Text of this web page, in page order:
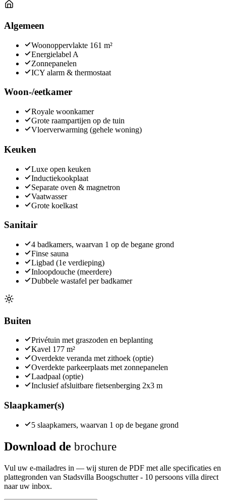
Algemeen
Woonoppervlakte 161 m²
Energielabel A
Zonnepanelen
ICY alarm & thermostaat
Woon-/eetkamer
Royale woonkamer
Grote raampartijen op de tuin
Vloerverwarming (gehele woning)
Keuken
Luxe open keuken
Inductiekookplaat
Separate oven & magnetron
Vaatwasser
Grote koelkast
Sanitair
4 badkamers, waarvan 1 op de begane grond
Finse sauna
Ligbad (1e verdieping)
Inloopdouche (meerdere)
Dubbele wastafel per badkamer
Buiten
Privétuin met graszoden en beplanting
Kavel 177 m²
Overdekte veranda met zithoek (optie)
Overdekte parkeerplaats met zonnepanelen
Laadpaal (optie)
Inclusief afsluitbare fietsenberging 2x3 m
Slaapkamer(s)
5 slaapkamers, waarvan 1 op de begane grond
Download de brochure
Vul uw e-mailadres in — wij sturen de PDF met alle specificaties en
plattegronden van Stadsvilla Boogschutter - 10 persoons villa direct
naar uw inbox.